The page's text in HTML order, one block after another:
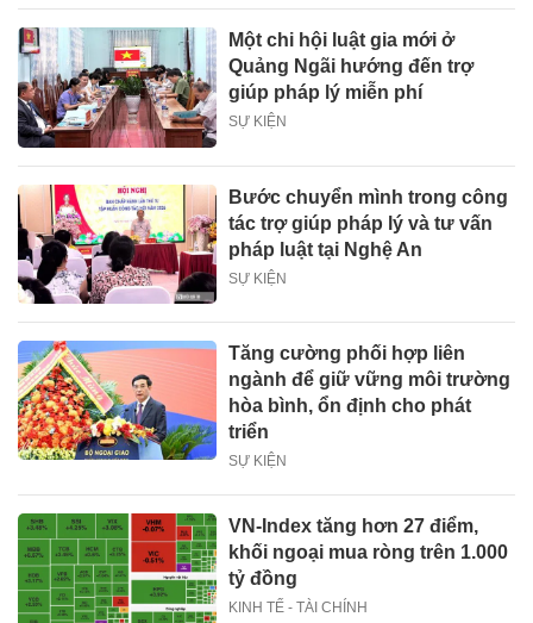
Một chi hội luật gia mới ở
Quảng Ngãi hướng đến trợ
giúp pháp lý miễn phí
SỰ KIỆN
Bước chuyển mình trong công
tác trợ giúp pháp lý và tư vấn
pháp luật tại Nghệ An
SỰ KIỆN
Tăng cường phối hợp liên
ngành để giữ vững môi trường
hòa bình, ổn định cho phát
triển
SỰ KIỆN
VN-Index tăng hơn 27 điểm,
khối ngoại mua ròng trên 1.000
tỷ đồng
KINH TẾ - TÀI CHÍNH